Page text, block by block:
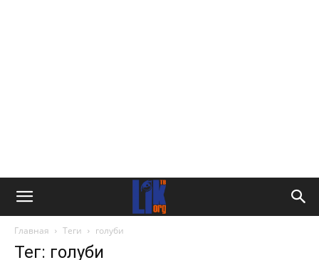
Главная Теги голуби
Тег: голуби